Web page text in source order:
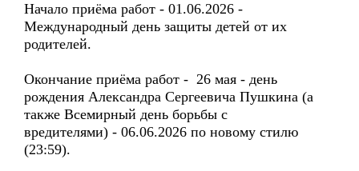
Начало приёма работ - 01.06.2026 -
Международный день защиты детей от их
родителей.
Окончание приёма работ - 26 мая - день
рождения Александра Сергеевича Пушкина (а
также Всемирный день борьбы с
вредителями) - 06.06.2026 по новому стилю
(23:59).